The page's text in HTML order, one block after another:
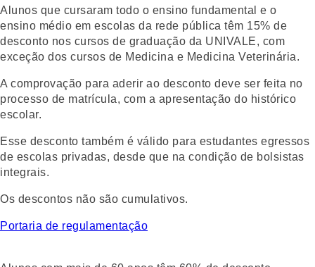
Alunos que cursaram todo o ensino fundamental e o
ensino médio em escolas da rede pública têm 15% de
desconto nos cursos de graduação da UNIVALE, com
exceção dos cursos de Medicina e Medicina Veterinária.
A comprovação para aderir ao desconto deve ser feita no
processo de matrícula, com a apresentação do histórico
escolar.
Esse desconto também é válido para estudantes egressos
de escolas privadas, desde que na condição de bolsistas
integrais.
Os descontos não são cumulativos.
Portaria de regulamentação